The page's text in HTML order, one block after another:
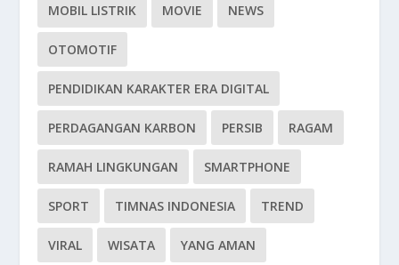
MOBIL LISTRIK MOVIE NEWS
OTOMOTIF
PENDIDIKAN KARAKTER ERA DIGITAL
PERDAGANGAN KARBON PERSIB RAGAM
RAMAH LINGKUNGAN SMARTPHONE
SPORT TIMNAS INDONESIA TREND
VIRAL WISATA YANG AMAN